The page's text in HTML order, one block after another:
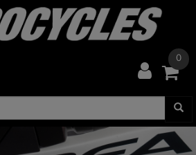
0